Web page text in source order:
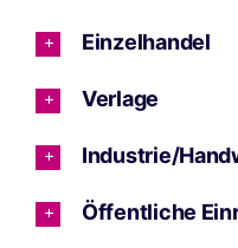
Einzelhandel
Verlage
Industrie/
Öffentliche